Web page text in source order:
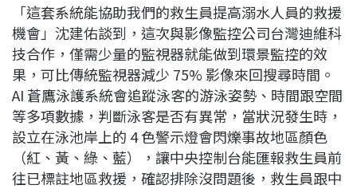
「這套系統能協助我們的救生員提高溺水人員的救援
機會」沈建佑談到，這次與影像監控公司台灣迪維科
技合作，僅需少量的監視器就能做到環景監控的效
果，可比傳統監視器減少 75% 影像來回搜尋時間。
AI 蒼鷹泳護系統會追蹤泳客的游泳姿勢、時間跟空間
等多項數據，判斷泳客是否有異常，當狀況發生時，
設立在泳池岸上的 4 色警示燈會閃爍事故地區顏色
（紅、黃、綠、藍），讓中央控制台能匯報救生員前
往已標註地區救援，確認排除沒問題後，救生員跟中